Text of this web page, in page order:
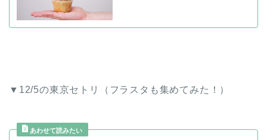
▼12/5の東京セトリ（フラスタも集めてみた！）